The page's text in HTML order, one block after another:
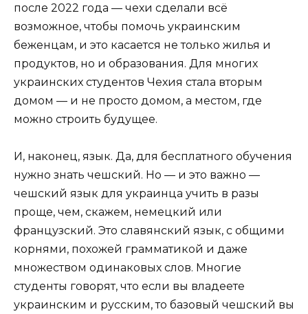
после 2022 года — чехи сделали всё
возможное, чтобы помочь украинским
беженцам, и это касается не только жилья и
продуктов, но и образования. Для многих
украинских студентов Чехия стала вторым
домом — и не просто домом, а местом, где
можно строить будущее.
И, наконец, язык. Да, для бесплатного обучения
нужно знать чешский. Но — и это важно —
чешский язык для украинца учить в разы
проще, чем, скажем, немецкий или
французский. Это славянский язык, с общими
корнями, похожей грамматикой и даже
множеством одинаковых слов. Многие
студенты говорят, что если вы владеете
украинским и русским, то базовый чешский вы